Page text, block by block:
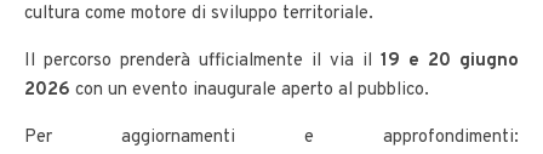
cultura come motore di sviluppo territoriale.
Il percorso prenderà ufficialmente il via il 19 e 20 giugno
2026 con un evento inaugurale aperto al pubblico.
Per aggiornamenti e approfondimenti: